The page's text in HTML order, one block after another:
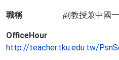
職稱 副教授兼中國一帶
OfficeHour
http://teacher.tku.edu.tw/